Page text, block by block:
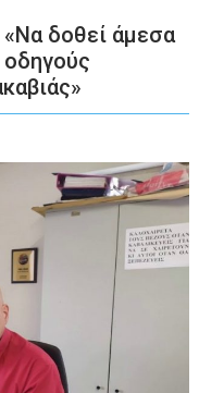
δοθεί άμεσα
οδηγούς